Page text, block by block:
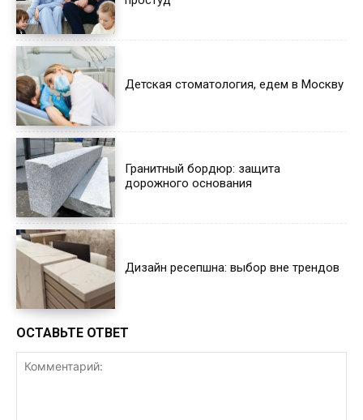
Детская стоматология, едем в Москву
Гранитный бордюр: защита
дорожного основания
Дизайн ресепшна: выбор вне трендов
ОСТАВЬТЕ ОТВЕТ